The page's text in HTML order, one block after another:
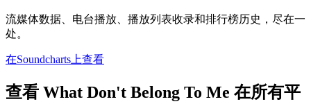
流媒体数据、电台播放、播放列表收录和排行榜历史，尽在一
处。
在Soundcharts上查看
查看 What Don't Belong To Me 在所有平